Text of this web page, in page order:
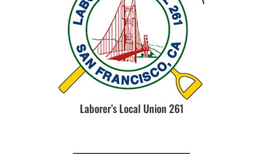
Laborer’s Local Union 261